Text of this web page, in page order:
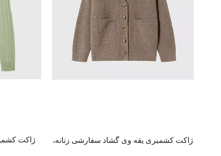
ژاکت کشمیری یقه وی گشاد سفارشی زنانه، ژاکت